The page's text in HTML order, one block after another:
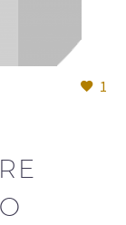
1